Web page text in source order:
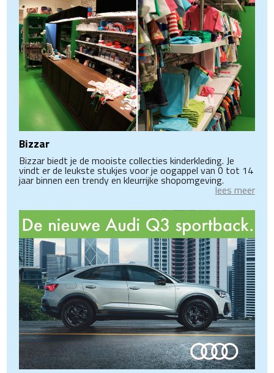
Bizzar
Bizzar biedt je de mooiste collecties kinderkleding. Je
vindt er de leukste stukjes voor je oogappel van 0 tot 14
jaar binnen een trendy en kleurrijke shopomgeving.
lees meer